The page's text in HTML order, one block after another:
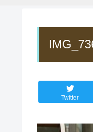
Twitter